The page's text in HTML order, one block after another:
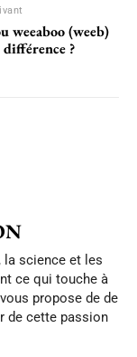
weeaboo (weeb)
?
la science et les
ce qui touche à
propose de de
de cette passion